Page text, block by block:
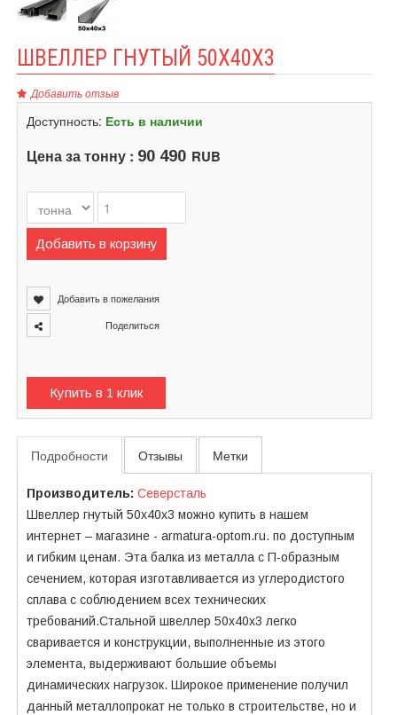
ШВЕЛЛЕР ГНУТЫЙ 50Х40Х3
Добавить отзыв
Доступность: Есть в наличии
Цена за тонну : 90 490 RUB
Добавить в корзину
Добавить в пожелания
Поделиться
Купить в 1 клик
Подробности Отзывы Метки
Производитель: Северсталь
Швеллер гнутый 50х40x3 можно купить в нашем
интернет – магазине - armatura-optom.ru. по доступным
и гибким ценам. Эта балка из металла с П-образным
сечением, которая изготавливается из углеродистого
сплава с соблюдением всех технических
требований.Стальной швеллер 50х40x3 легко
сваривается и конструкции, выполненные из этого
элемента, выдерживают большие объемы
динамических нагрузок. Широкое применение получил
данный металлопрокат не только в строительстве, но и